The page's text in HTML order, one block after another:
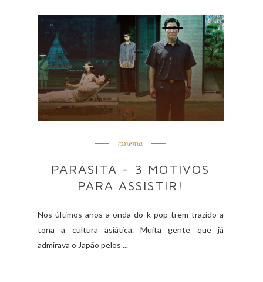
cinema
PARASITA - 3 MOTIVOS
PARA ASSISTIR!
Nos últimos anos a onda do k-pop trem trazido a
tona a cultura asiática. Muita gente que já
admirava o Japão pelos ...